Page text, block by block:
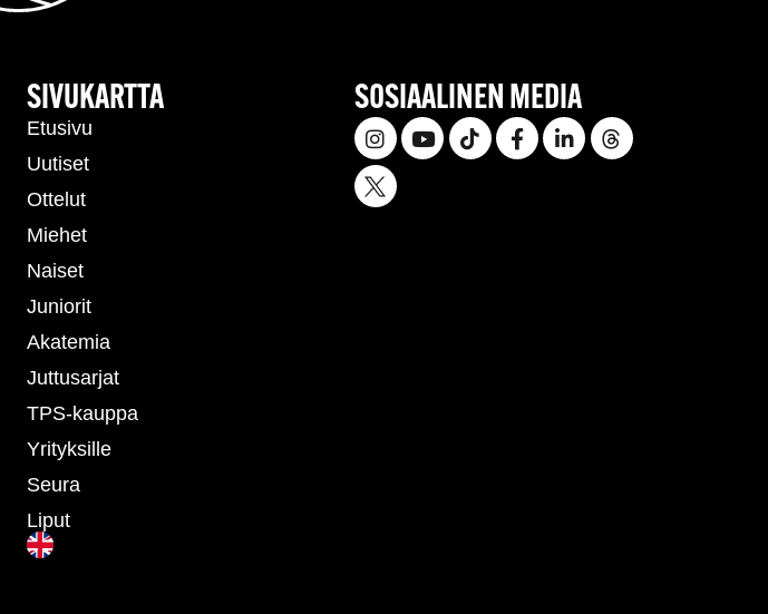
SIVUKARTTA
Etusivu
Uutiset
Ottelut
Miehet
Naiset
Juniorit
Akatemia
Juttusarjat
TPS-kauppa
Yrityksille
Seura
Liput
SOSIAALINEN MEDIA